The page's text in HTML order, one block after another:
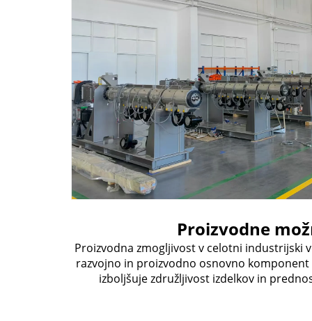
Proizvodne
Proizvodna zmogljivost v celotni industrijski
razvojno in proizvodno osnovno komponent
izboljšuje združljivost izdelkov in